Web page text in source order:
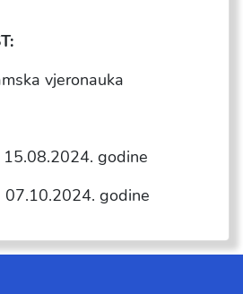
vjeronauka
15.08.2024. godine
07.10.2024. godine